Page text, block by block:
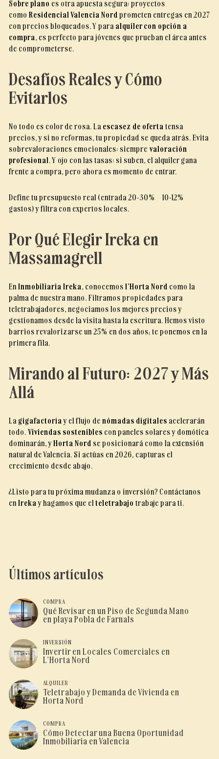
Sobre plano es otra apuesta segura: proyectos
como Residencial Valencia Nord prometen entregas en 2027
con precios bloqueados. Y para alquiler con opción a
compra, es perfecto para jóvenes que prueban el área antes
de comprometerse.
Desafíos Reales y Cómo
Evitarlos
No todo es color de rosa. La escasez de oferta tensa
precios, y si no reformas, tu propiedad se queda atrás. Evita
sobrevaloraciones emocionales: siempre valoración
profesional. Y ojo con las tasas: si suben, el alquiler gana
frente a compra, pero ahora es momento de entrar.
Define tu presupuesto real (entrada 20-30% + 10-12%
gastos) y filtra con expertos locales.
Por Qué Elegir Ireka en
Massamagrell
En Inmobiliaria Ireka, conocemos l’Horta Nord como la
palma de nuestra mano. Filtramos propiedades para
teletrabajadores, negociamos los mejores precios y
gestionamos desde la visita hasta la escritura. Hemos visto
barrios revalorizarse un 25% en dos años; te ponemos en la
primera fila.
Mirando al Futuro: 2027 y Más
Allá
La gigafactoría y el flujo de nómadas digitales acelerarán
todo. Viviendas sostenibles con paneles solares y domótica
dominarán, yHorta Nord se posicionará como la extensión
natural de Valencia. Si actúas en 2026, capturas el
crecimiento desde abajo.
¿Listo para tu próxima mudanza o inversión? Contáctanos
en Ireka y hagamos que el teletrabajo trabaje para ti.
Últimos artículos
COMPRA
Qué Revisar en un Piso de Segunda Mano
en playa Pobla de Farnals
INVERSIÓN
Invertir en Locales Comerciales en
L’Horta Nord
ALQUILER
Teletrabajo y Demanda de Vivienda en
Horta Nord
COMPRA
Cómo Detectar una Buena Oportunidad
Inmobiliaria en Valencia